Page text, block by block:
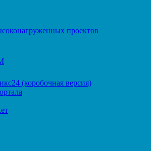
проектов
(коробочная версия)